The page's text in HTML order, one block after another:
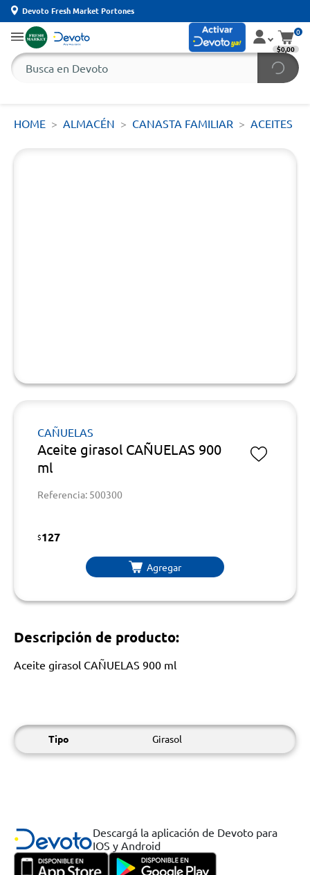
Devoto Fresh Market Portones
0
$0,00
HOME ALMACÉN CANASTA FAMILIAR ACEITES
CAÑUELAS
Aceite girasol CAÑUELAS 900
ml
Referencia: 500300
$127
Agregar
Descripción de producto:
Aceite girasol CAÑUELAS 900 ml
Tipo Girasol
Descargá la aplicación de Devoto para
IOS y Android